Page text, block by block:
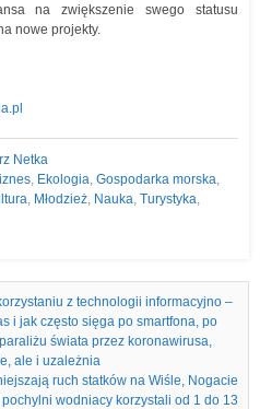
na zwiększenie swego statusu
nowe projekty.
Netka
, Ekologia Gospodarka morska
Młodzież Nauka Turystyka
z technologii informacyjno –
i jak często sięga po smartfona, po
świata przez koronawirusa,
ale i uzależnia
ruch statków na Wiśle, Nogacie
wodniacy korzystali od 1 do 13